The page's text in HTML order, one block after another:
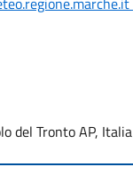
del Tronto AP, Italia